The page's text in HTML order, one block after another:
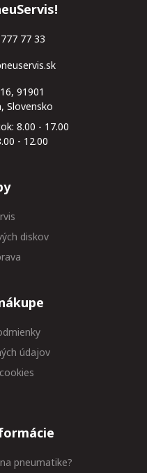
77 33
91901
Slovensko
8.00 - 17.00
- 12.00
diskov
údajov
pneumatike?